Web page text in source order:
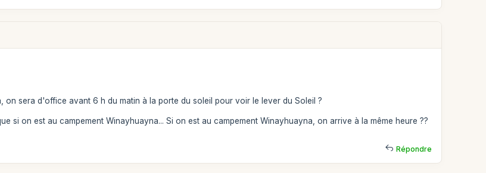
on sera d'office avant 6 h du matin à la porte du soleil pour voir le lever du Soleil ?
si on est au campement Winayhuayna... Si on est au campement Winayhuayna, on arrive à la même heure ??
Répondre